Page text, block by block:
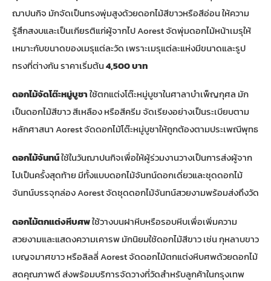
ฌาปนกิจ มักจัดเป็นทรงพุ่มสูงด้วยดอกไม้สีขาวหรือสีอ่อน ให้ความ
รู้สึกสงบและเป็นเกียรติแก่ผู้จากไป Aorest จัดพุ่มดอกไม้หน้าเมรุให้
เหมาะกับขนาดของเมรุแต่ละวัด เพราะเมรุแต่ละแห่งมีขนาดและรูป
ทรงที่ต่างกัน ราคาเริ่มต้น4,500 บาท
ดอกไม้จัดโต๊ะหมู่บูชาใช้ตกแต่งโต๊ะหมู่บูชาในศาลาบำเพ็ญกุศล มัก
เป็นดอกไม้สีขาว สีเหลือง หรือสีครีม จัดเรียงอย่างเป็นระเบียบตาม
หลักศาสนา Aorest จัดดอกไม้โต๊ะหมู่บูชาให้ถูกต้องตามประเพณีพุทธ
ดอกไม้จันทน์ใช้ในวันฌาปนกิจเพื่อให้ผู้ร่วมงานวางเป็นการส่งผู้จาก
ไปเป็นครั้งสุดท้าย มีทั้งแบบดอกไม้จันทน์ดอกเดี่ยวและชุดดอกไม้
จันทน์บรรจุกล่อง Aorest จัดชุดดอกไม้จันทน์สวยงามพร้อมส่งถึงวัด
ดอกไม้ตกแต่งหีบศพใช้วางบนฝาหีบหรือรอบหีบเพื่อเพิ่มความ
สวยงามและแสดงความเคารพ มักนิยมใช้ดอกไม้สีขาว เช่น กุหลาบขาว
เบญจมาศขาว หรือลิลลี่ Aorest จัดดอกไม้ตกแต่งหีบศพด้วยดอกไม้
สดคุณภาพดี ส่งพร้อมบริการจัดวางที่วัดสำหรับลูกค้าในกรุงเทพ